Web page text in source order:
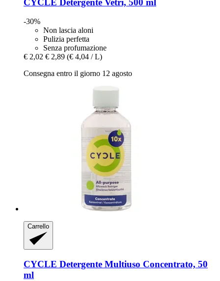
CYCLE Detergente Vetri, 500 ml
-30%
Non lascia aloni
Pulizia perfetta
Senza profumazione
€ 2,02 € 2,89 (€ 4,04 / L)
Consegna entro il giorno 12 agosto
Carrello
CYCLE Detergente Multiuso Concentrato, 50
ml